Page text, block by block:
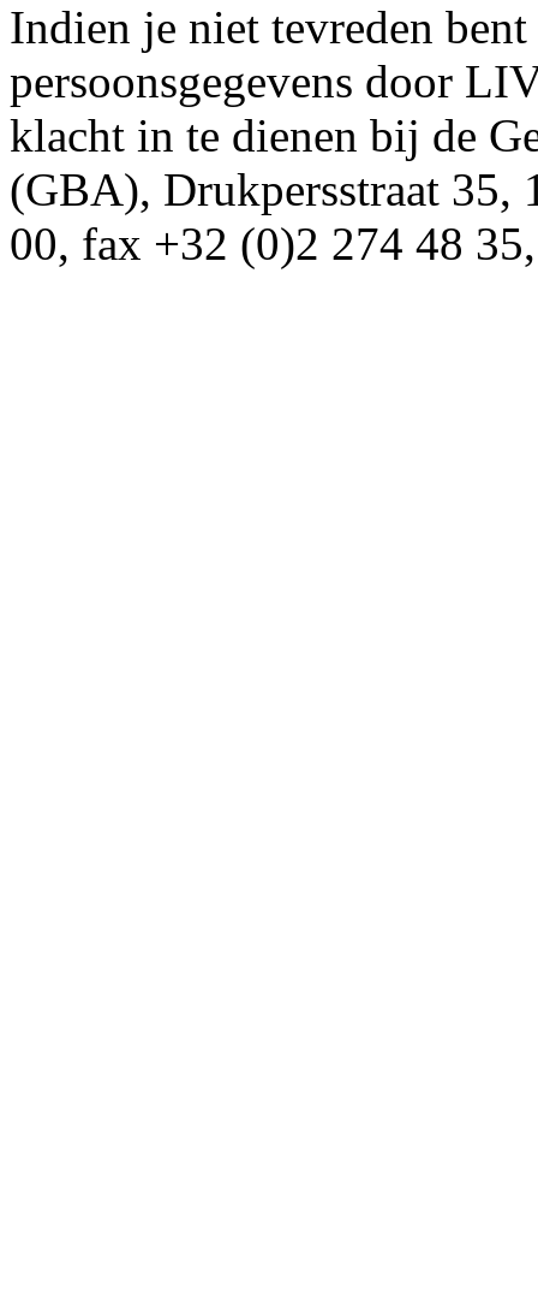
Indien je niet tevreden
persoonsgegevens door
klacht in te dienen bij de
(GBA), Drukpersstraat 35,
00, fax +32 (0)2 274 48